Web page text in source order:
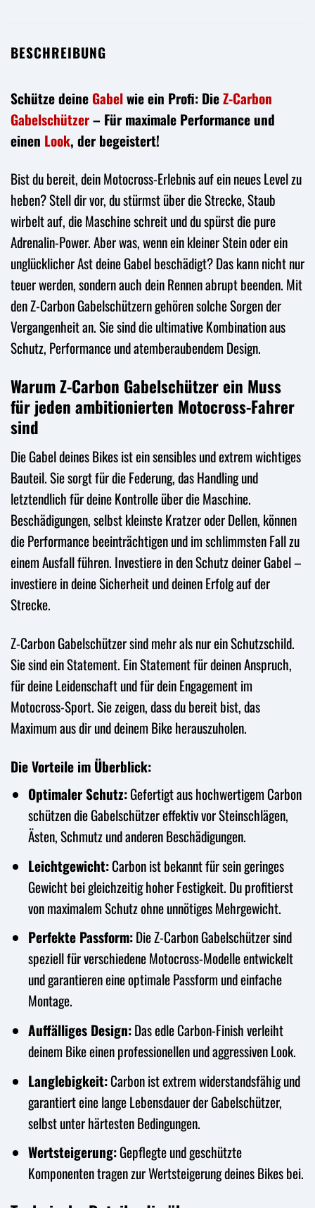
BESCHREIBUNG
Schütze deine Gabelwie ein Profi: DieZ-Carbon
Gabelschützer– Für maximale Performance und
einen Look, der begeistert!
Bist du bereit, dein Motocross-Erlebnis auf ein neues Level zu
heben? Stell dir vor, du stürmst über die Strecke, Staub
wirbelt auf, die Maschine schreit und du spürst die pure
Adrenalin-Power. Aber was, wenn ein kleiner Stein oder ein
unglücklicher Ast deine Gabel beschädigt? Das kann nicht nur
teuer werden, sondern auch dein Rennen abrupt beenden. Mit
den Z-Carbon Gabelschützern gehören solche Sorgen der
Vergangenheit an. Sie sind die ultimative Kombination aus
Schutz, Performance und atemberaubendem Design.
Warum Z-Carbon Gabelschützer ein Muss
für jeden ambitionierten Motocross-Fahrer
sind
Die Gabel deines Bikes ist ein sensibles und extrem wichtiges
Bauteil. Sie sorgt für die Federung, das Handling und
letztendlich für deine Kontrolle über die Maschine.
Beschädigungen, selbst kleinste Kratzer oder Dellen, können
die Performance beeinträchtigen und im schlimmsten Fall zu
einem Ausfall führen. Investiere in den Schutz deiner Gabel –
investiere in deine Sicherheit und deinen Erfolg auf der
Strecke.
Z-Carbon Gabelschützer sind mehr als nur ein Schutzschild.
Sie sind ein Statement. Ein Statement für deinen Anspruch,
für deine Leidenschaft und für dein Engagement im
Motocross-Sport. Sie zeigen, dass du bereit bist, das
Maximum aus dir und deinem Bike herauszuholen.
Die Vorteile im Überblick:
Optimaler Schutz:Gefertigt aus hochwertigem Carbon
schützen die Gabelschützer effektiv vor Steinschlägen,
Ästen, Schmutz und anderen Beschädigungen.
Leichtgewicht:Carbon ist bekannt für sein geringes
Gewicht bei gleichzeitig hoher Festigkeit. Du profitierst
von maximalem Schutz ohne unnötiges Mehrgewicht.
Perfekte Passform:Die Z-Carbon Gabelschützer sind
speziell für verschiedene Motocross-Modelle entwickelt
und garantieren eine optimale Passform und einfache
Montage.
Auffälliges Design:Das edle Carbon-Finish verleiht
deinem Bike einen professionellen und aggressiven Look.
Langlebigkeit:Carbon ist extrem widerstandsfähig und
garantiert eine lange Lebensdauer der Gabelschützer,
selbst unter härtesten Bedingungen.
Wertsteigerung:Gepflegte und geschützte
Komponenten tragen zur Wertsteigerung deines Bikes bei.